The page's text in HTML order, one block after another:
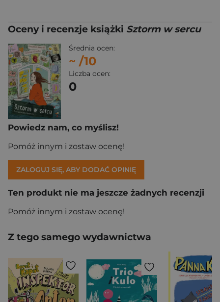
Oceny i recenzje książki Sztorm w sercu
Średnia ocen:
~ /10
Liczba ocen:
0
Powiedz nam, co myślisz!
Pomóż innym i zostaw ocenę!
ZALOGUJ SIĘ, ABY DODAĆ OPINIĘ
Ten produkt nie ma jeszcze żadnych recenzji
Pomóż innym i zostaw ocenę!
Z tego samego wydawnictwa